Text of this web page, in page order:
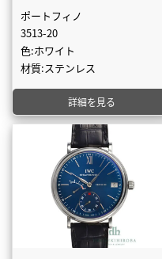
ポートフィノ
3513-20
色:ホワイト
材質:ステンレス
詳細を見る